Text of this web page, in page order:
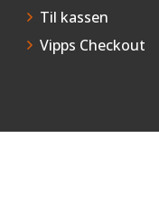
Til kassen
Vipps Checkout